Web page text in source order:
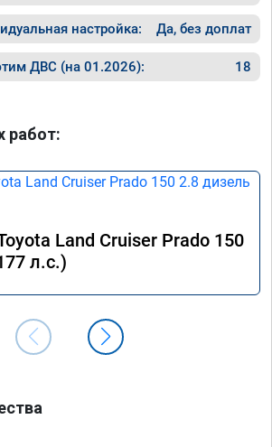
настройка: Да, без доплат
ДВС (на 01.2026): 18
работ:
Land Cruiser Prado 150
л.с.)